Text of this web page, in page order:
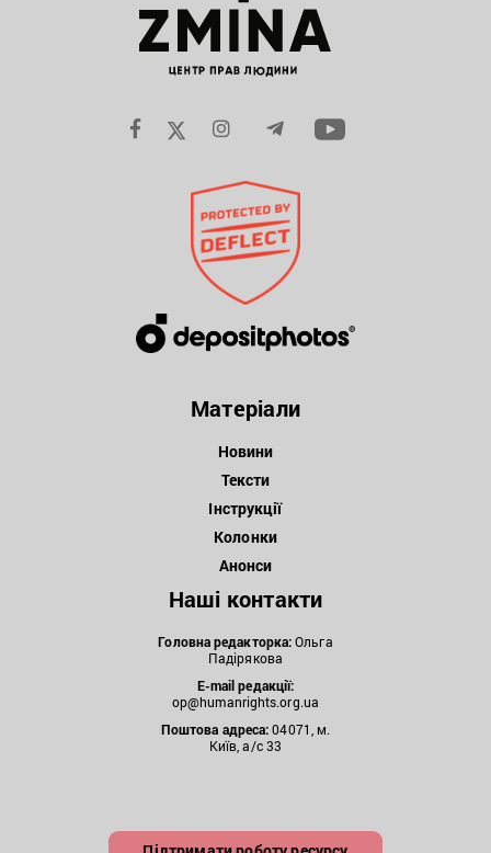
Матеріали
Новини
Тексти
Інструкції
Колонки
Анонси
Наші контакти
Головна редакторка:Ольга
Падірякова
E-mail редакції:
op@humanrights.org.ua
Поштова адреса:04071, м.
Київ, а/с 33